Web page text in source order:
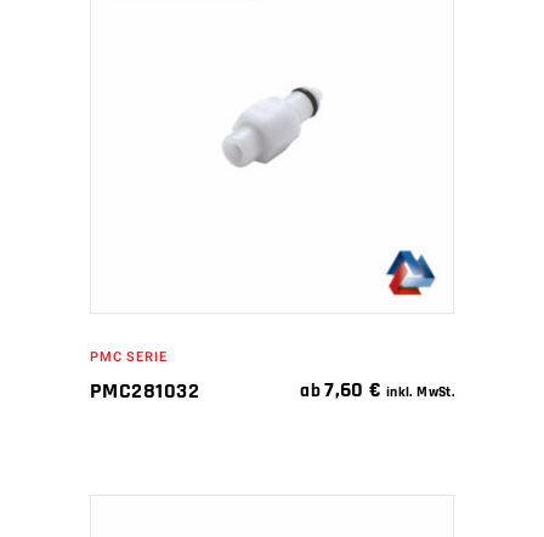
WEITERLESEN
PMC SERIE
PMC281032 ab7,60€ inkl. MwSt.